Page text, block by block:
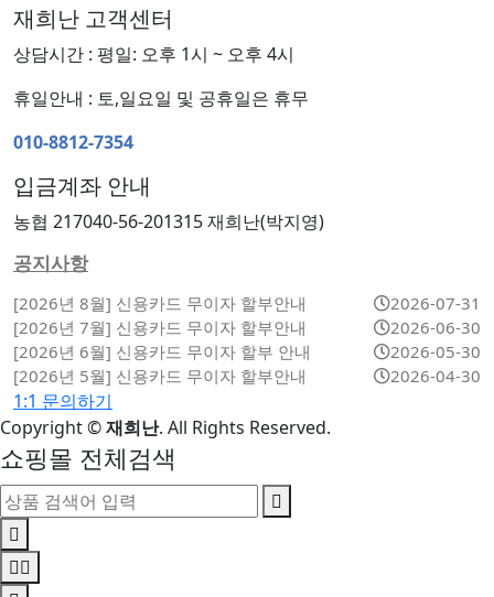
재희난 고객센터
상담시간 : 평일: 오후 1시 ~ 오후 4시
휴일안내 : 토,일요일 및 공휴일은 휴무
010-8812-7354
입금계좌 안내
농협 217040-56-201315 재희난(박지영)
공지사항
[2026년 8월] 신용카드 무이자 할부안내
2026-07-31
[2026년 7월] 신용카드 무이자 할부안내
2026-06-30
[2026년 6월] 신용카드 무이자 할부 안내
2026-05-30
[2026년 5월] 신용카드 무이자 할부안내
2026-04-30
1:1 문의하기
Copyright©재희난. All Rights Reserved.
쇼핑몰 전체검색